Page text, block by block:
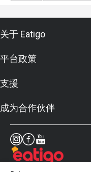
关于 Eatigo
平台政策
支援
成为合作伙伴